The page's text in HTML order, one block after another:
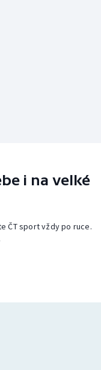
i na velké
ČT sport vždy po ruce.